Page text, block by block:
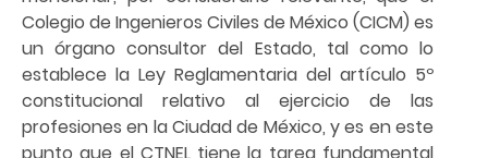
Colegio de Ingenieros Civiles de México (CICM) es
un órgano consultor del Estado, tal como lo
establece la Ley Reglamentaria del artículo 5º
constitucional relativo al ejercicio de las
profesiones en la Ciudad de México, y es en este
punto que el CTNEL tiene la tarea fundamental